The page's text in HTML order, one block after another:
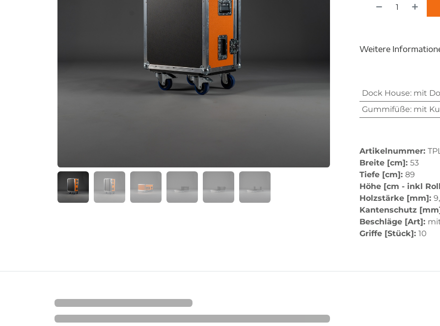
Weitere
Dock House: mit
Gummifüße: mit
Artikelnummer:
Breite [cm]: 53
Tiefe [cm]: 89
Höhe [cm - inkl
Holzstärke [mm]:
Kantenschutz
Beschläge [Art]:
Griffe [Stück]: 10